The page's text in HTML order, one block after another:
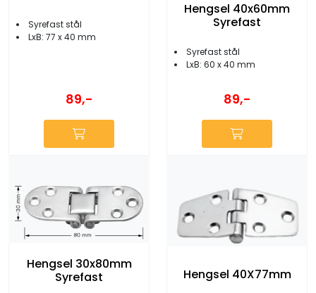
Syrefast stål
LxB: 77 x 40 mm
89,-
Hengsel 40x60mm
Syrefast
Syrefast stål
LxB: 60 x 40 mm
89,-
Hengsel 30x80mm
Syrefast
Hengsel 40X77mm